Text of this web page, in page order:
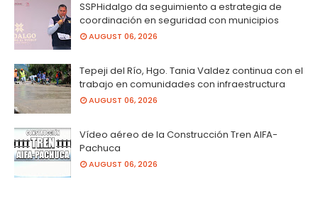
SSPHidalgo da seguimiento a estrategia de
coordinación en seguridad con municipios
AUGUST 06, 2026
Tepeji del Río, Hgo. Tania Valdez continua con el
trabajo en comunidades con infraestructura
AUGUST 06, 2026
Vídeo aéreo de la Construcción Tren AIFA-
Pachuca
AUGUST 06, 2026